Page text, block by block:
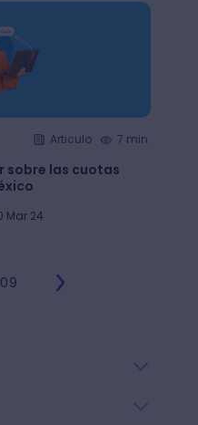
Articulo 7 min.
sobre las cuotas
Mar 24